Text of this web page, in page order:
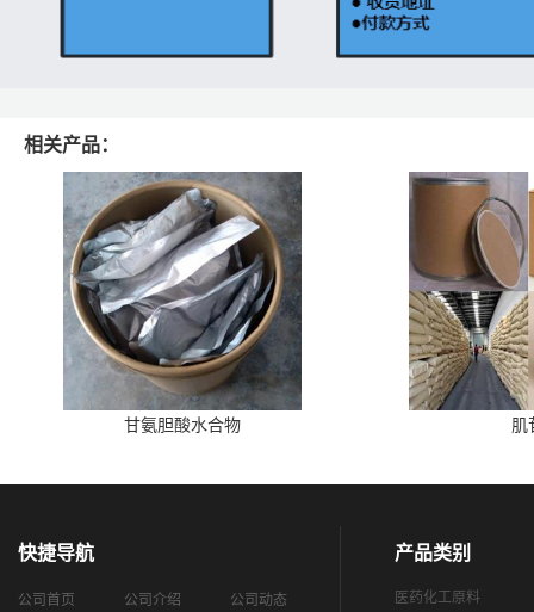
相关产品：
甘氨胆酸水合物 肌
快捷导航
公司首页 公司介绍 公司动态
产品类别
医药化工原料